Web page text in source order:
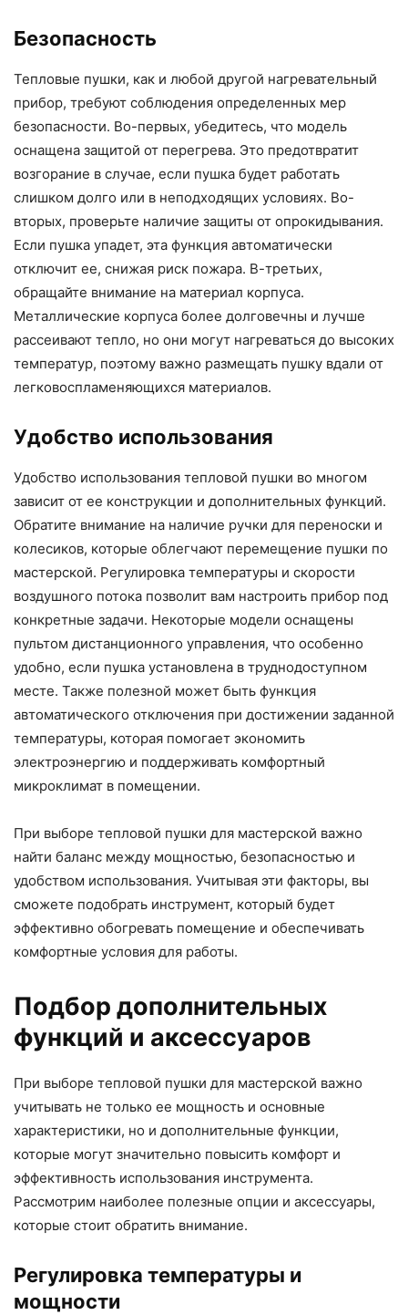
Безопасность
Тепловые пушки, как и любой другой нагревательный
прибор, требуют соблюдения определенных мер
безопасности. Во-первых, убедитесь, что модель
оснащена защитой от перегрева. Это предотвратит
возгорание в случае, если пушка будет работать
слишком долго или в неподходящих условиях. Во-
вторых, проверьте наличие защиты от опрокидывания.
Если пушка упадет, эта функция автоматически
отключит ее, снижая риск пожара. В-третьих,
обращайте внимание на материал корпуса.
Металлические корпуса более долговечны и лучше
рассеивают тепло, но они могут нагреваться до высоких
температур, поэтому важно размещать пушку вдали от
легковоспламеняющихся материалов.
Удобство использования
Удобство использования тепловой пушки во многом
зависит от ее конструкции и дополнительных функций.
Обратите внимание на наличие ручки для переноски и
колесиков, которые облегчают перемещение пушки по
мастерской. Регулировка температуры и скорости
воздушного потока позволит вам настроить прибор под
конкретные задачи. Некоторые модели оснащены
пультом дистанционного управления, что особенно
удобно, если пушка установлена в труднодоступном
месте. Также полезной может быть функция
автоматического отключения при достижении заданной
температуры, которая помогает экономить
электроэнергию и поддерживать комфортный
микроклимат в помещении.
При выборе тепловой пушки для мастерской важно
найти баланс между мощностью, безопасностью и
удобством использования. Учитывая эти факторы, вы
сможете подобрать инструмент, который будет
эффективно обогревать помещение и обеспечивать
комфортные условия для работы.
Подбор дополнительных
функций и аксессуаров
При выборе тепловой пушки для мастерской важно
учитывать не только ее мощность и основные
характеристики, но и дополнительные функции,
которые могут значительно повысить комфорт и
эффективность использования инструмента.
Рассмотрим наиболее полезные опции и аксессуары,
которые стоит обратить внимание.
Регулировка температуры и
мощности